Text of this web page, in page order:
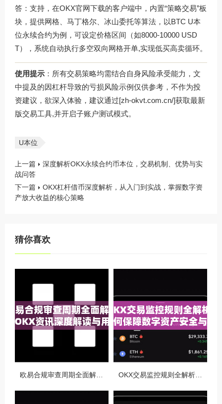
答：支持，在OKX官网下载的客户端中，内置“策略交易”板
块，提供网格、马丁格尔、冰山委托等算法，以BTC U本
位永续合约为例，可设定价格区间（如8000-10000 USD
T），系统自动执行多空双向网格开单,实现低买高卖循环。
使用提示 ：所有交易策略均需结合自身风险承受能力，文
中提及的因杠杆导致的亏损风险示例仅供参考，不作为投
资建议，欲深入体验，建议通过[zh-okvt.com.cn/]获取最新
版交易工具,并开启子账户测试模式。
U本位
上一篇
深度解析OKX永续合约币本位，交易机制、优势与实
战问答
下一篇
OKX杠杆借币深度解析，从入门到实战，掌握数字资
产放大收益的核心策略
猜你喜欢